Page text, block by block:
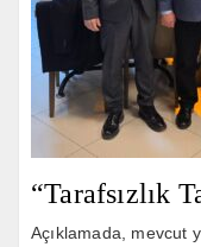
“Tarafsızlık
Açıklamada, mevcut